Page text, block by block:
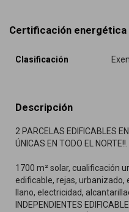
Certificación energética
Clasificación
Descripción
2 PARCELAS EDIFICABLES
ÚNICAS EN TODO EL NORTE!!.
1700 m² solar, cualificación
edificable, rejas, urbanizado,
llano, electricidad,
INDEPENDIENTES